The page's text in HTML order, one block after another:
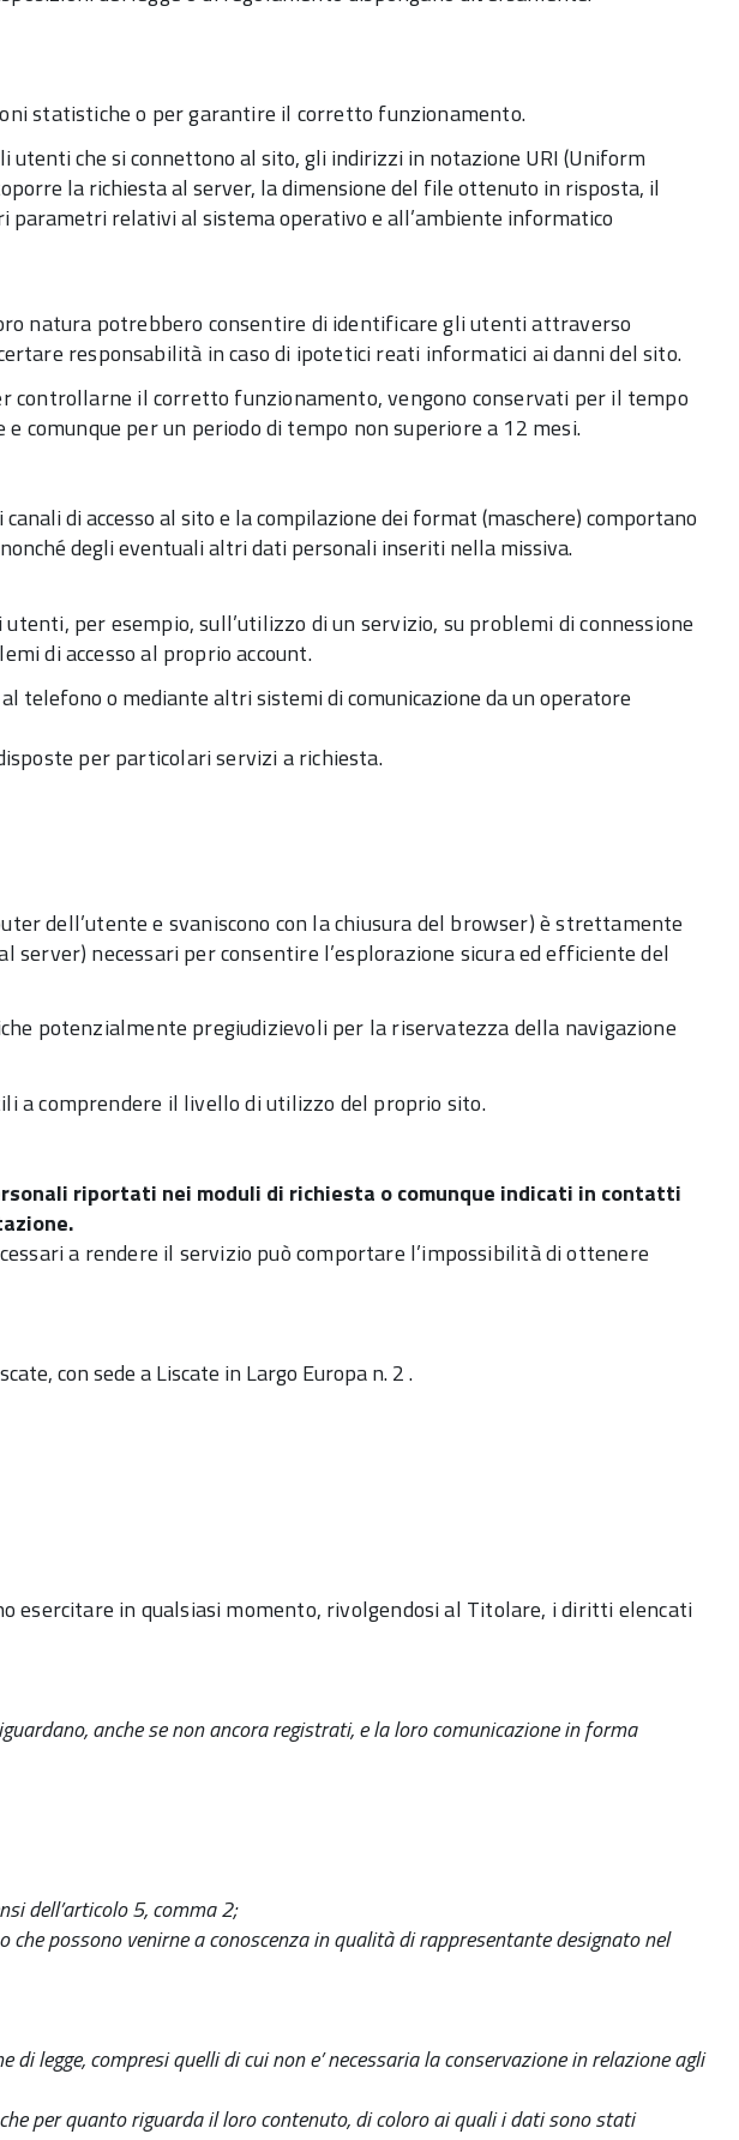
statistiche o per garantire il corretto funzionamento.
che si connettono al sito, gli indirizzi in notazione URI (Uniform
la richiesta al server, la dimensione del file ottenuto in risposta, il
parametri relativi al sistema operativo e all’ambiente informatico
natura potrebbero consentire di identificare gli utenti attraverso
responsabilità in caso di ipotetici reati informatici ai danni del sito.
controllarne il corretto funzionamento, vengono conservati per il tempo
per un periodo di tempo non superiore a 12 mesi.
di accesso al sito e la compilazione dei format (maschere) comportano
degli eventuali altri dati personali inseriti nella missiva.
per esempio, sull’utilizzo di un servizio, su problemi di connessione
di accesso al proprio account.
o mediante altri sistemi di comunicazione da un operatore
per particolari servizi a richiesta.
dell’utente e svaniscono con la chiusura del browser) è strettamente
necessari per consentire l’esplorazione sicura ed efficiente del
potenzialmente pregiudizievoli per la riservatezza della navigazione
a comprendere il livello di utilizzo del proprio sito.
riportati nei moduli di richiesta o comunque indicati in contatti
a rendere il servizio può comportare l’impossibilità di ottenere
con sede a Liscate in Largo Europa n. 2 .
esercitare in qualsiasi momento, rivolgendosi al Titolare, i diritti elencati
anche se non ancora registrati, e la loro comunicazione in forma
dell’articolo 5, comma 2;
possono venirne a conoscenza in qualità di rappresentante designato nel
compresi quelli di cui non e’ necessaria la conservazione in relazione agli
per quanto riguarda il loro contenuto, di coloro ai quali i dati sono stati